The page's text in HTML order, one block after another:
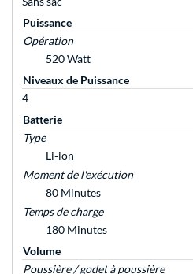
Puissance
Opération
520 Watt
Niveaux de Puissance
4
Batterie
Type
Li-ion
Moment de l'exécution
80 Minutes
Temps de charge
180 Minutes
Volume
Poussière / godet à poussière